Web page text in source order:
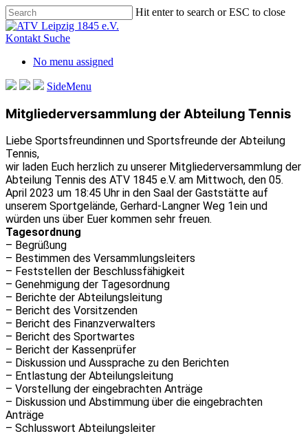
Skip
to
main
Hit enter to search or ESC to close
Close
Search
Kontakt Suche
No menu assigned
SideMenu
Mitgliederversammlung der Abteilung Tennis
Liebe Sportsfreundinnen und Sportsfreunde der Abteilung
Tennis,
wir laden Euch herzlich zu unserer Mitgliederversammlung der
Abteilung Tennis des ATV 1845 e.V. am Mittwoch, den 05.
April 2023 um 18:45 Uhr in den Saal der Gaststätte auf
unserem Sportgelände, Gerhard-Langner Weg 1ein und
würden uns über Euer kommen sehr freuen.
Tagesordnung
– Begrüßung
– Bestimmen des Versammlungsleiters
– Feststellen der Beschlussfähigkeit
– Genehmigung der Tagesordnung
– Berichte der Abteilungsleitung
– Bericht des Vorsitzenden
– Bericht des Finanzverwalters
– Bericht des Sportwartes
– Bericht der Kassenprüfer
– Diskussion und Aussprache zu den Berichten
– Entlastung der Abteilungsleitung
– Vorstellung der eingebrachten Anträge
– Diskussion und Abstimmung über die eingebrachten
Anträge
– Schlusswort Abteilungsleiter